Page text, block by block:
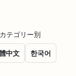
テゴリー別
中文 한국어